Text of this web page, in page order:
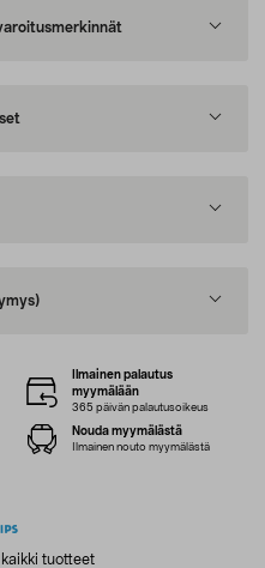
kaikki tuotteet
Ilmainen palautus
myymälään
365 päivän palautusoikeus
Nouda myymälästä
Ilmainen nouto myymälästä